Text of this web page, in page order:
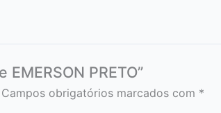
PRETO”
Campos obrigatórios marcados com *